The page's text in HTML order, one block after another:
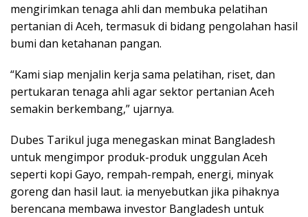
mengirimkan tenaga ahli dan membuka pelatihan
pertanian di Aceh, termasuk di bidang pengolahan hasil
bumi dan ketahanan pangan.
“Kami siap menjalin kerja sama pelatihan, riset, dan
pertukaran tenaga ahli agar sektor pertanian Aceh
semakin berkembang,” ujarnya.
Dubes Tarikul juga menegaskan minat Bangladesh
untuk mengimpor produk-produk unggulan Aceh
seperti kopi Gayo, rempah-rempah, energi, minyak
goreng dan hasil laut. ia menyebutkan jika pihaknya
berencana membawa investor Bangladesh untuk